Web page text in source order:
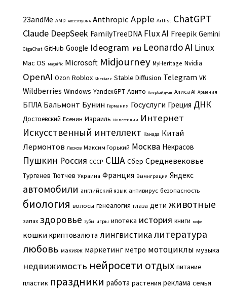
23andMe AMD AncestryDNA Anthropic Apple Artlist ChatGPT
Claude DeepSeek FamilyTreeDNA Flux AI Freepik Gemini
GigaChat GitHub Google Ideogram IMEI Leonardo AI Linux
Mac OS Magnific Microsoft Midjourney MyHeritage Nvidia
OpenAI Ozon Roblox SberJazz Stable Diffusion Telegram VK
Wildberries Windows YandexGPT Авито Азербайджан Алиса AI Армения
БПЛА Бальмонт Бунин Германия Госуслуги Греция ДНК
Достоевский Есенин Израиль Инвестиции Интернет
Искусственный интеллект Канада Китай
Лермонтов Лесков Максим Горький Москва Некрасов
Пушкин Россия СССР США Сбер Средневековье
Тургенев Тютчев Украина Франция Эммиграция Яндекс
автомобили английский язык антивирус безопасность
биология волосы генеалогия глаза дети животные
запах здоровье зубы игры ипотека история книги кофе
кошки криптовалюта лингвистикалитература
любовь макияж маркетинг метро мотоциклы музыка
недвижимость нейросети отдых питание
пластик праздники работа растения реклама семья